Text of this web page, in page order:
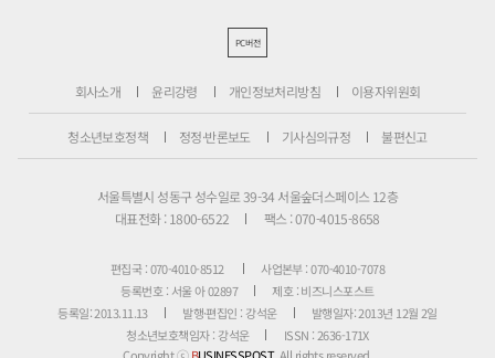
PC버전
회사소개 윤리강령 개인정보처리방침 이용자위원회
청소년보호정책 정정·반론보도 기사심의규정 불편신고
서울특별시 성동구 성수일로 39-34 서울숲더스페이스 12층
대표전화 : 1800-6522
팩스 : 070-4015-8658
편집국 : 070-4010-8512
사업본부 : 070-4010-7078
등록번호 : 서울 아 02897
제호 : 비즈니스포스트
등록일: 2013.11.13
발행·편집인 : 강석운
발행일자: 2013년 12월 2일
청소년보호책임자 : 강석운
ISSN : 2636-171X